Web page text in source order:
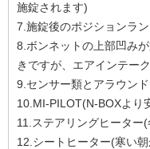
施錠されます)
7.施錠後のポジションラ
8.ボンネットの上部凹み
きですが、エアインテー
9.センサー類とアラウン
10.MI-PILOT(N-BOXより
11.ステアリングヒーター
12.シートヒーター(寒い